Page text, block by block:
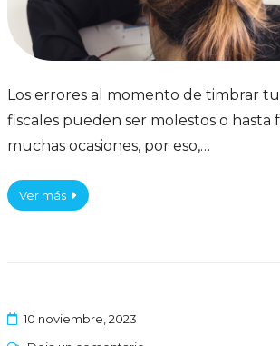
Los errores al momento de timbrar
fiscales pueden ser molestos o hasta
muchas ocasiones, por eso,…
Ver más
10 noviembre, 2023